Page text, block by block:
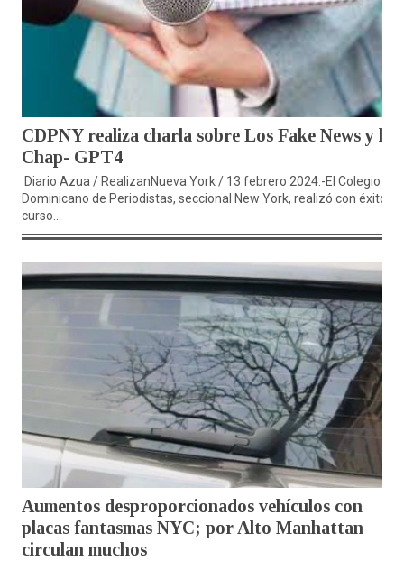
CDPNY realiza charla sobre Los Fake News y los
Chap- GPT4
Diario Azua / RealizanNueva York / 13 febrero 2024.-El Colegio
Dominicano de Periodistas, seccional New York, realizó con éxito el
curso...
Aumentos desproporcionados vehículos con
placas fantasmas NYC; por Alto Manhattan
circulan muchos